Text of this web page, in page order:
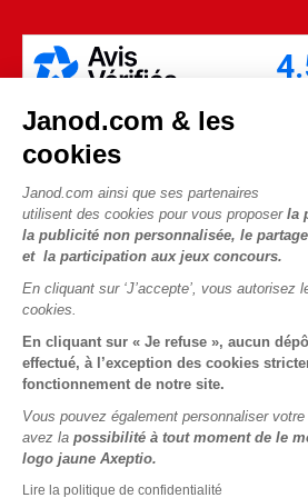
Janod.com & les
cookies
Janod.com ainsi que ses partenaires
utilisent des cookies pour vous proposer la
la publicité non personnalisée, le
et la participation aux jeux concours.
En cliquant sur ‘J’accepte’, vous autorisez
cookies.
En cliquant sur « Je refuse », aucun
effectué, à l’exception des cookies
fonctionnement de notre site.
Vous pouvez également personnaliser
avez la possibilité à tout moment de le
logo jaune Axeptio.
Lire la politique de confidentialité
Copyright © 2026 Janod - Tous droits
Légales